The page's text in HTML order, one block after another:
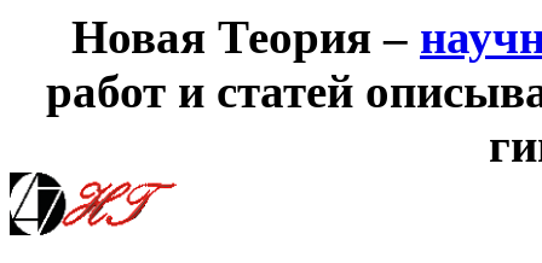
Новая Теория –
работ и статей